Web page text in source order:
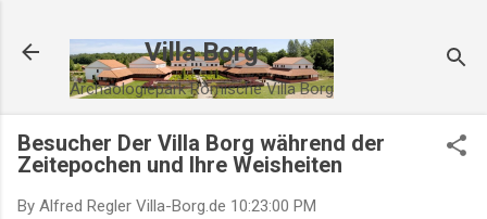
Villa Borg
Archäologiepark Römische Villa Borg
Besucher Der Villa Borg während der
Zeitepochen und Ihre Weisheiten
By Alfred Regler Villa-Borg.de 10:23:00 PM